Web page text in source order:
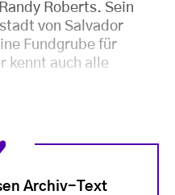
Roberts. Sein
von Salvador
Fundgrube für
kennt auch alle
Archiv-Text